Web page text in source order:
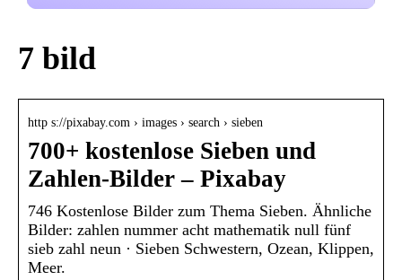
7 bild
http s://pixabay.com › images › search › sieben
700+ kostenlose Sieben und
Zahlen-Bilder – Pixabay
746 Kostenlose Bilder zum Thema Sieben. Ähnliche
Bilder: zahlen nummer acht mathematik null fünf
sieb zahl neun · Sieben Schwestern, Ozean, Klippen,
Meer.